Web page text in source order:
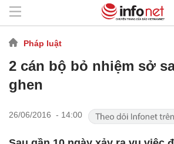
Pháp luật
2 cán bộ bỏ nhiệm sở
ghen
26/06/2016 - 14:00